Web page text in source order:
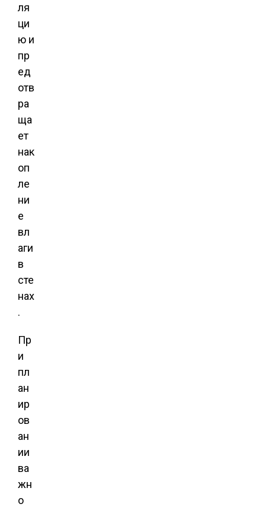
ля
ци
ю и
пр
ед
отв
ра
ща
ет
нак
оп
ле
ни
е
вл
аги
в
сте
нах
.
Пр
и
пл
ан
ир
ов
ан
ии
ва
жн
о